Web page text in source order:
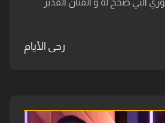
التي صحح له و الفنان القدير
رحى الأيام